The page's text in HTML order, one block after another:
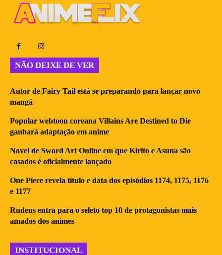
NÃO DEIXE DE VER
Autor de Fairy Tail está se preparando para lançar novo
mangá
Popular webtoon coreana Villains Are Destined to Die
ganhará adaptação em anime
Novel de Sword Art Online em que Kirito e Asuna são
casados é oficialmente lançado
One Piece revela título e data dos episódios 1174, 1175, 1176
e 1177
Rudeus entra para o seleto top 10 de protagonistas mais
amados dos animes
INSTITUCIONAL